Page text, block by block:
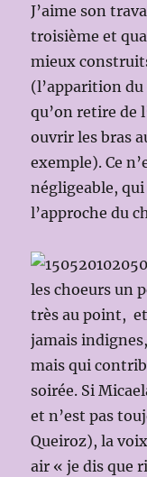
J’aime son
troisième et
mieux
(l’apparition du
qu’on retire de
ouvrir les bras
exemple). Ce
négligeable,
l’approche du
les choeurs un
très au point,
jamais
mais qui
soirée. Si
et n’est pas
Queiroz), la
air « je dis que